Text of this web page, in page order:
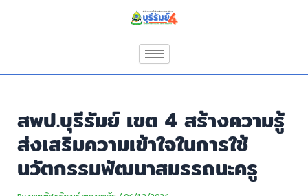
สพป.บุรีรัมย์ เขต 4 สร้างความรู้
ส่งเสริมความเข้าใจในการใช้
นวัตกรรมพัฒนาสมรรถนะครู